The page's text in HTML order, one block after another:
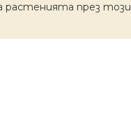
през този